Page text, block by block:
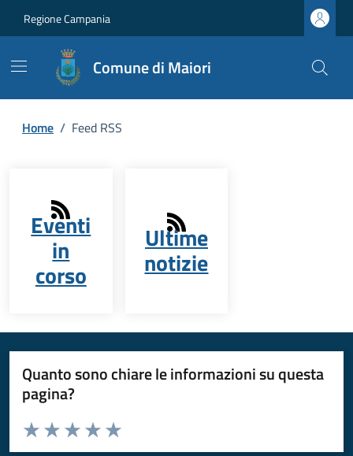
Regione Campania
Comune di Maiori
Home / Feed RSS
Eventi
in
corso
Ultime
notizie
Quanto sono chiare le informazioni su questa
pagina?
Valuta da 1 a 5 stelle la pagina
Valuta 5 stelle su 5
Valuta 4 stelle su 5
Valuta 3 stelle su 5
Valuta 2 stelle su 5
Valuta 1 stelle su 5